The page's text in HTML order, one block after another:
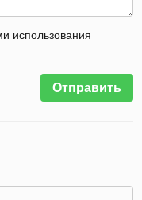
использования
Отправить